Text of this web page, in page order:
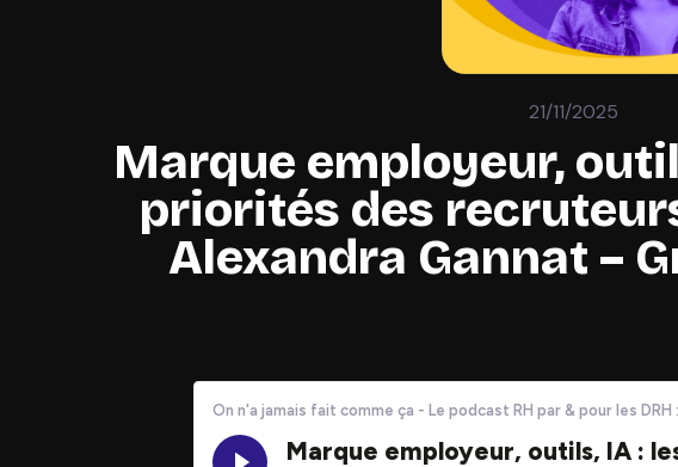
21/11/2025
Marque employeur,
priorités des
Alexandra Gannat –